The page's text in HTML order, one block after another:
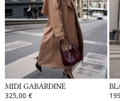
MIDI GABARDINE
325,00 €